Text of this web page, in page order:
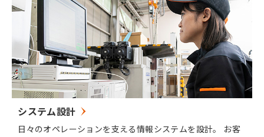
システム設計
日々のオペレーションを支える情報システムを設計。 お客